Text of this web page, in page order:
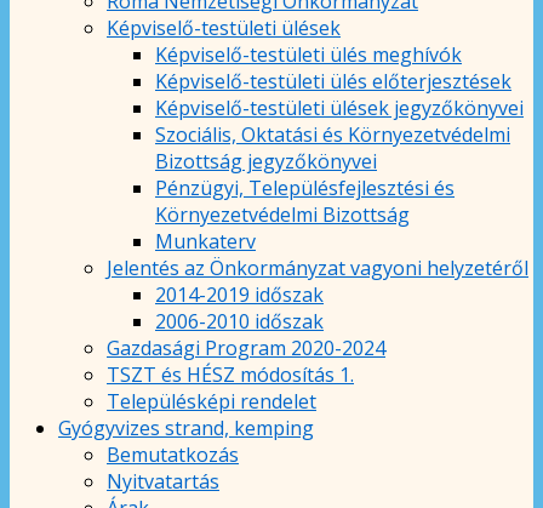
Képviselő-testületi ülések
Képviselő-testületi ülés meghívók
Képviselő-testületi ülés előterjesztések
Képviselő-testületi ülések jegyzőkönyvei
Szociális, Oktatási és Környezetvédelmi
Bizottság jegyzőkönyvei
Pénzügyi, Településfejlesztési és
Környezetvédelmi Bizottság
Munkaterv
Jelentés az Önkormányzat vagyoni helyzetéről
2014-2019 időszak
2006-2010 időszak
Gazdasági Program 2020-2024
TSZT és HÉSZ módosítás 1.
Településképi rendelet
Gyógyvizes strand, kemping
Bemutatkozás
Nyitvatartás